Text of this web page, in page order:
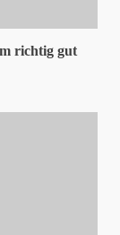
richtig gut